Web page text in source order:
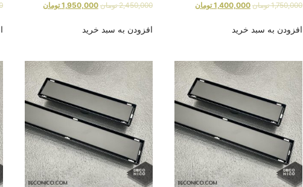
1,750,000 تومان 1,400,000 تومان
افزودن به سبد خرید
2,450,000 تومان 1,950,000 تومان
افزودن به سبد خرید